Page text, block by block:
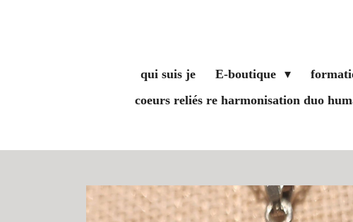
qui suis je E-boutique
coeurs reliés re harmonisation duo